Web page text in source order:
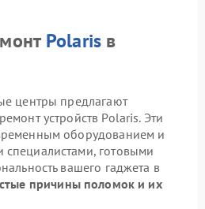
Polaris в
центры предлагают
устройств Polaris. Эти
оборудованием и
готовыми
вашего гаджета в
причины поломок и их